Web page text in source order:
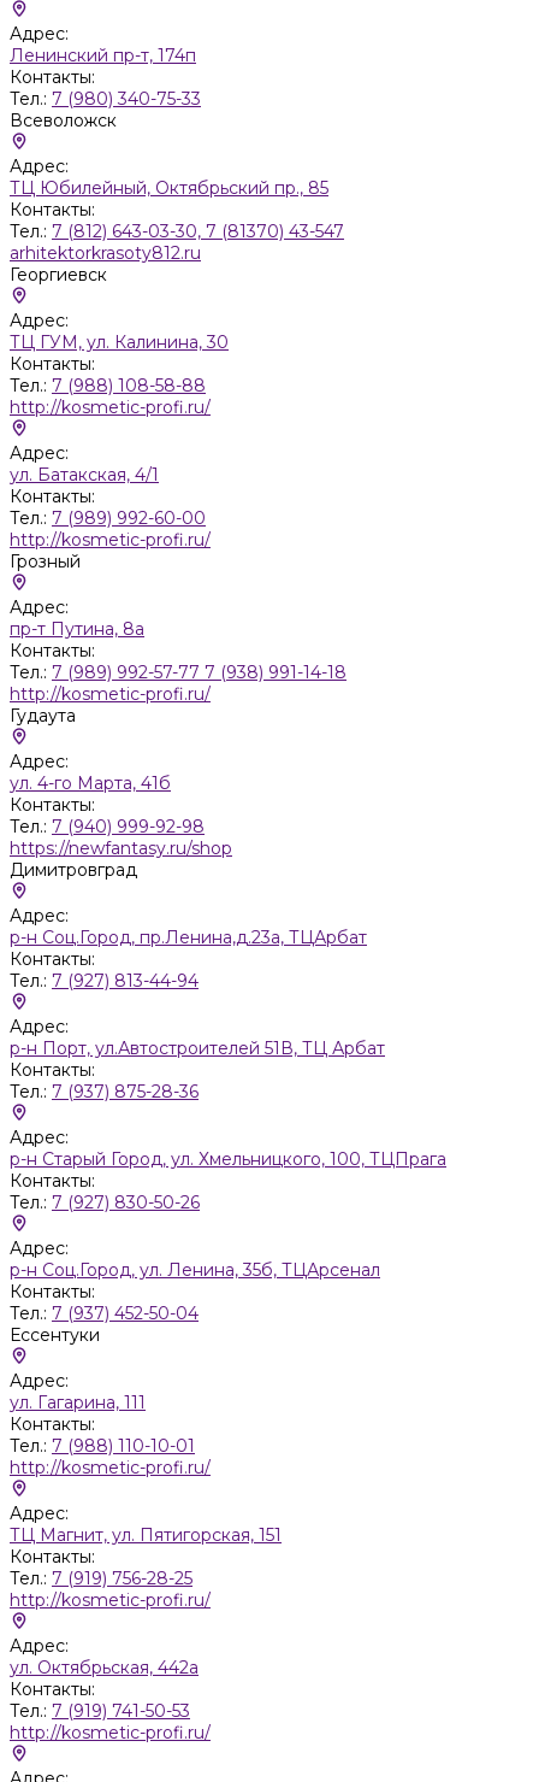
Адрес:
Ленинский пр-т, 174п
Контакты:
Тел.: 7 (980) 340-75-33
Всеволожск
Адрес:
ТЦ Юбилейный, Октябрьский пр., 85
Контакты:
Тел.: 7 (812) 643-03-30, 7 (81370) 43-547
arhitektorkrasoty812.ru
Георгиевск
Адрес:
ТЦ ГУМ, ул. Калинина, 30
Контакты:
Тел.: 7 (988) 108-58-88
http://kosmetic-profi.ru/
Адрес:
ул. Батакская, 4/1
Контакты:
Тел.: 7 (989) 992-60-00
http://kosmetic-profi.ru/
Грозный
Адрес:
пр-т Путина, 8а
Контакты:
Тел.: 7 (989) 992-57-77 7 (938) 991-14-18
http://kosmetic-profi.ru/
Гудаута
Адрес:
ул. 4-го Марта, 41б
Контакты:
Тел.: 7 (940) 999-92-98
https://newfantasy.ru/shop
Димитровград
Адрес:
р-н Соц.Город, пр.Ленина,д.23а, ТЦАрбат
Контакты:
Тел.: 7 (927) 813-44-94
Адрес:
р-н Порт, ул.Автостроителей 51В, ТЦ Арбат
Контакты:
Тел.: 7 (937) 875-28-36
Адрес:
р-н Старый Город, ул. Хмельницкого, 100, ТЦПрага
Контакты:
Тел.: 7 (927) 830-50-26
Адрес:
р-н Соц.Город, ул. Ленина, 35б, ТЦАрсенал
Контакты:
Тел.: 7 (937) 452-50-04
Ессентуки
Адрес:
ул. Гагарина, 111
Контакты:
Тел.: 7 (988) 110-10-01
http://kosmetic-profi.ru/
Адрес:
ТЦ Магнит, ул. Пятигорская, 151
Контакты:
Тел.: 7 (919) 756-28-25
http://kosmetic-profi.ru/
Адрес:
ул. Октябрьская, 442а
Контакты:
Тел.: 7 (919) 741-50-53
http://kosmetic-profi.ru/